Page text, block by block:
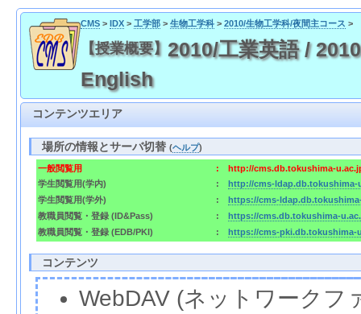
CMS> IDX> 工学部> 生物工学科> 2010/生物工学科/夜間主コース >
【授業概要】 2010/工業英語 /
English
コンテンツエリア
場所の情報とサーバ切替(ヘルプ)
一般閲覧用 :
http://cms.db.tokushima-
学生閲覧用(学内)
:
http://cms-ldap.db.tokushima-
学生閲覧用(学外)
:
https://cms-
教職員閲覧・登録 (ID&Pass)
:
https://cms.db.tokushima-
教職員閲覧・登録 (EDB/PKI)
: https://cms-pki.db.tokushima-
コンテンツ
WebDAV (ネットワーク